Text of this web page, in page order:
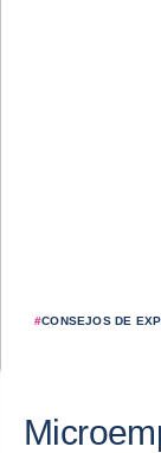
#CONSEJOS DE